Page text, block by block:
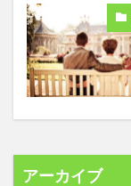
アーカイブ